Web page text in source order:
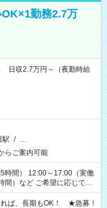
勤務2.7万
日収2.7万円～（夜勤時給
駅 / …
ご案内可能
間） 12:00～17:00（実働
望に応じて、
担当へ相談ください！
ば、長期もOK！ ★急募！